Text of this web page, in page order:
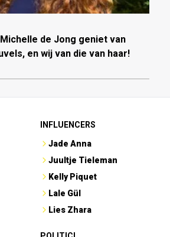
de Jong geniet van
en wij van die van haar!
INFLUENCERS
Jade Anna
Juultje Tieleman
Kelly Piquet
Lale Gül
Lies Zhara